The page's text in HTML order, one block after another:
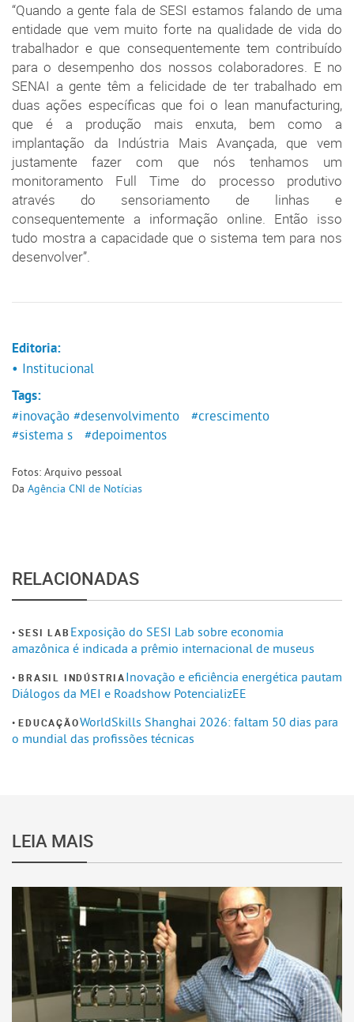
“Quando a gente fala de SESI estamos falando de uma
entidade que vem muito forte na qualidade de vida do
trabalhador e que consequentemente tem contribuído
para o desempenho dos nossos colaboradores. E no
SENAI a gente têm a felicidade de ter trabalhado em
duas ações específicas que foi o lean manufacturing,
que é a produção mais enxuta, bem como a
implantação da Indústria Mais Avançada, que vem
justamente fazer com que nós tenhamos um
monitoramento Full Time do processo produtivo
através do sensoriamento de linhas e
consequentemente a informação online. Então isso
tudo mostra a capacidade que o sistema tem para nos
desenvolver”.
Editoria:
• Institucional
Tags:
#inovação #desenvolvimento
#crescimento
#sistema s
#depoimentos
Fotos: Arquivo pessoal
Da Agência CNI de Notícias
RELACIONADAS
SESI LAB Exposição do SESI Lab sobre economia
amazônica é indicada a prêmio internacional de museus
BRASIL INDÚSTRIAInovação e eficiência energética pautam
Diálogos da MEI e Roadshow PotencializEE
EDUCAÇÃOWorldSkills Shanghai 2026: faltam 50 dias para
o mundial das profissões técnicas
LEIA MAIS